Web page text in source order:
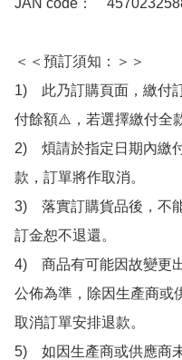
＜＜預訂須知：＞＞
1)　此乃訂購頁面，繳付
付餘額⚠️，若選擇繳付全
2)　煩請於指定日期內繳
款，訂單將作取消。
3)　落實訂購貨品後，不
訂金恕不退還。
4)　商品有可能因故變更
公佈為準，除因生產商或
取消訂單安排退款。
5)　如因生產商或供應商